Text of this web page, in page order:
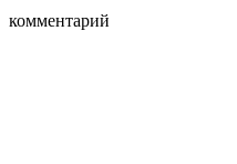
комментарий